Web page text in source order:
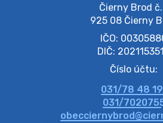
Oznamujeme obyvateľom, že v
prebehne zber separovaného
obyvateľov, aby vrecia s odpadom
večer vopred, nakoľko firma F…
4. augusta 2026 09:51
Oznámenie o plánovanom
elektri…
Čierny Brod č.
925 08 Čierny
IČO:
DIČ:
Číslo účtu:
031/78 48
031/